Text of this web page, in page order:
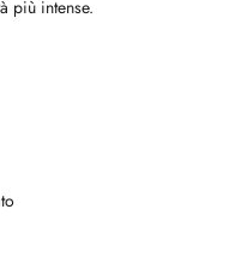
più intense.